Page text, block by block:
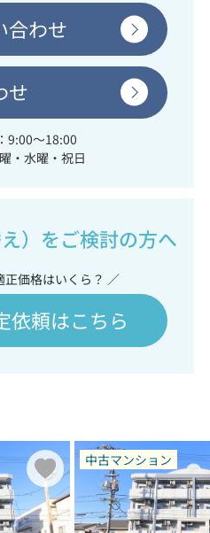
合わせ
せ
9:00～18:00
・水曜・祝日
）をご検討の方へ
価格はいくら？ ／
依頼はこちら
中古マンション